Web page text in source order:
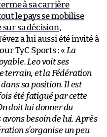
à sa carrière
le pays se mobilise
sa décision,
a lui aussi été invité à
TyC Sports : « La
Leo voit ses
terrain, et la Fédération
sa position. Il est
été fatigué par cette
doit lui donner du
avons besoin de lui. Après
s’organise un peu